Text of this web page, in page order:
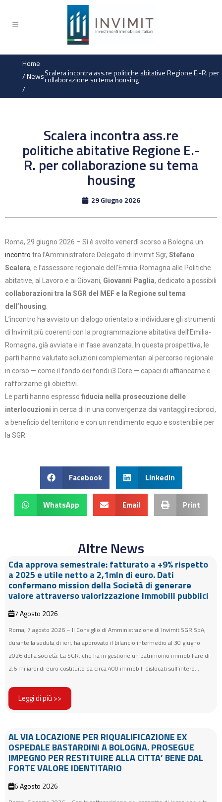
Home
/News
/
Scalera incontra ass.re politiche abitative Regione E.-R. per
collaborazione su tema housing
Scalera incontra ass.re
politiche abitative Regione E.-
R. per collaborazione su tema
housing
29 Giugno 2026
Roma, 29 giugno 2026 – Sì è svolto venerdì scorso a Bologna un
incontro tra l’Amministratore Delegato di Invimit Sgr, Stefano
Scalera, e l’assessore regionale dell’Emilia-Romagna alle Politiche
abitative, al Lavoro e ai Giovani, Giovanni Paglia, dedicato a possibili
collaborazioni tra la SGR del MEF e la Regione sul tema
dell’housing
L’incontro ha avviato un dialogo orientato a individuare gli strumenti
di Invimit più coerenti con la programmazione abitativa dell’Emilia-
Romagna, già avviata e in fase avanzata. In questa prospettiva, le
parti hanno valutato soluzioni complementari al percorso regionale
in corso — come il fondo dei fondi i3 Core — capaci di affiancarne e
rafforzarne gli obiettivi.
Le parti hanno espresso fiducia nella prosecuzione delle
interlocuzioni in cerca di in una convergenza dai vantaggi reciproci,
a beneficio del territorio e con un rendimento equo e sostenibile per
la SGR.
Facebook LinkedIn
WhatsApp Email Print
Altre News
Cda approva semestrale: fatturato a +9% rispetto
a 2025 e utile netto a 2,1mln di euro. Dati
confermano mission della Società di generare
valore attraverso valorizzazione immobili pubblici
7 Agosto 2026
Roma, 7 agosto 2026 – Il Consiglio di Amministrazione di Invimit SGR SpA,
durante la seduta di ieri, ha approvato il bilancio intermedio al 30 giugno
2026 della società. La SGR, che ha in gestione un patrimonio immobiliare di
2,6 miliardi di euro costituito da circa 400 immobili dislocati sull’intero...
Leggi di più >>
AL VIA LOCAZIONE PER RIQUALIFICAZIONE EX
OSPEDALE BASTARDINI A BOLOGNA. PROSEGUE
IMPEGNO PER RESTITUIRE ALLA CITTA’ BENE DAL
FORTE VALORE IDENTITARIO
6 Agosto 2026